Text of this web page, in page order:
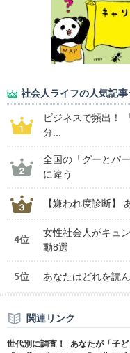
社会人ライフの人気記
ビジネスで頻出！
分...
全国の「グーとパ
に違う
【嫌われ度診断】
4位
女性社会人がキュ
動8選
5位 あなたはどれを読
関連リンク
世代別に調査！ あなたが「子